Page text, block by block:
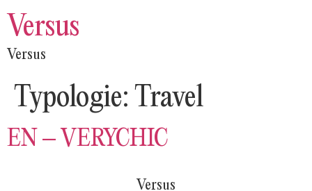
Versus
Versus
Typologie: Travel
EN – VERYCHIC
Versus